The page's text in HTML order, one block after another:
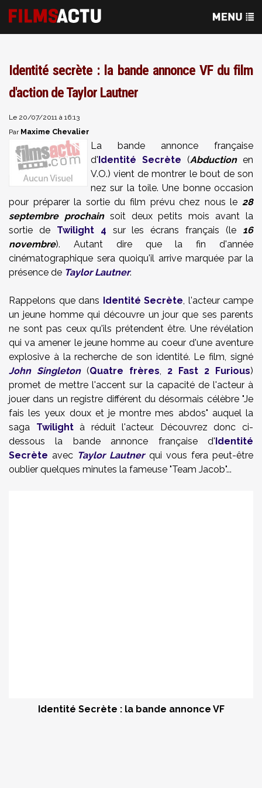
Identité secrète : la bande annonce VF du film
d'action de Taylor Lautner
Le 20/07/2011 à 16:13
Par Maxime Chevalier
La bande annonce française
d'Identité Secrète (Abductionen
V.O.) vient de montrer le bout de son
nez sur la toile. Une bonne occasion
pour préparer la sortie du film prévu chez nous le 28
septembre prochainsoit deux petits mois avant la
sortie de Twilight 4 sur les écrans français (le 16
novembre). Autant dire que la fin d'année
cinématographique sera quoiqu'il arrive marquée par la
présence de Taylor Lautner.
Rappelons que dans Identité Secrète, l'acteur campe
un jeune homme qui découvre un jour que ses parents
ne sont pas ceux qu'ils prétendent être. Une révélation
qui va amener le jeune homme au coeur d'une aventure
explosive à la recherche de son identité. Le film, signé
John Singleton(Quatre frères, 2 Fast 2 Furious)
promet de mettre l'accent sur la capacité de l'acteur à
jouer dans un registre différent du désormais célèbre "Je
fais les yeux doux et je montre mes abdos" auquel la
saga Twilightà réduit l'acteur. Découvrez donc ci-
dessous la bande annonce française d'Identité
Secrète avec Taylor Lautnerqui vous fera peut-être
oublier quelques minutes la fameuse "Team Jacob"...
Identité Secrète : la bande annonce VF